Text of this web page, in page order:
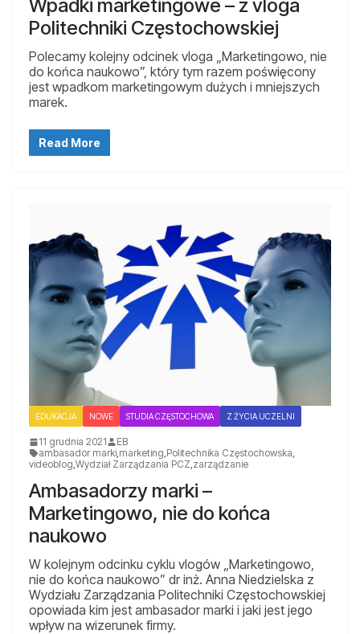
Wpadki marketingowe – z vloga
Politechniki Częstochowskiej
Polecamy kolejny odcinek vloga „Marketingowo, nie
do końca naukowo”, który tym razem poświęcony
jest wpadkom marketingowym dużych i mniejszych
marek.
Read More
EDUKACJA NOWE STUDIA CZĘSTOCHOWA Z ŻYCIA UCZELNI
11 grudnia 2021
EB
ambasador marki marketing Politechnika Częstochowska
videoblog Wydział Zarządzania PCZ zarządzanie
Ambasadorzy marki –
Marketingowo, nie do końca
naukowo
W kolejnym odcinku cyklu vlogów „Marketingowo,
nie do końca naukowo” dr inż. Anna Niedzielska z
Wydziału Zarządzania Politechniki Częstochowskiej
opowiada kim jest ambasador marki i jaki jest jego
wpływ na wizerunek firmy.